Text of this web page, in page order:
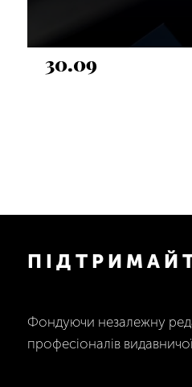
30.09
Фондуючи незалежну
професіоналів